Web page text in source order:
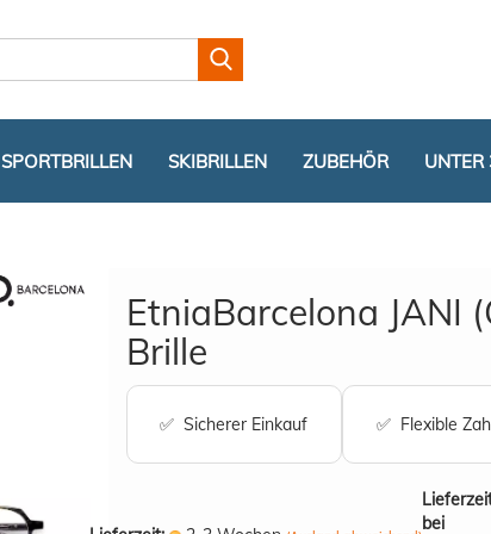
Lieferland
SPORTBRILLEN SKIBRILLEN ZUBEHÖR UNTER
EtniaBarcelona JANI
Brille
✅ Sicherer Einkauf ✅ Flexible
bei